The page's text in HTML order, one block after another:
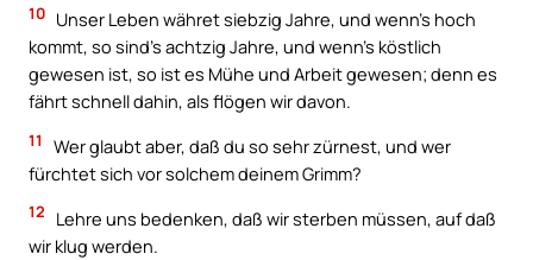
10 Unser Leben währet siebzig Jahre, und wenn’s hoch
kommt, so sind’s achtzig Jahre, und wenn’s köstlich
gewesen ist, so ist es Mühe und Arbeit gewesen; denn es
fährt schnell dahin, als flögen wir davon.
11
Wer glaubt aber, daß du so sehr zürnest, und wer
fürchtet sich vor solchem deinem Grimm?
12
Lehre uns bedenken, daß wir sterben müssen, auf daß
wir klug werden.